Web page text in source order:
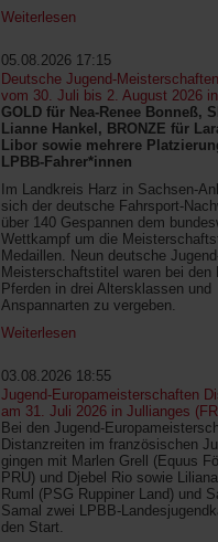
Weiterlesen
05.08.2026 17:15
Deutsche Jugend-
vom 30. Juli bis 2. August 2026
GOLD für Nea-Renee Bonneß,
Lianne Hankel, BRONZE für
Libor sowie mehrere
LPBB-Fahrer*innen
Im Landkreis Harz in Sachsen-
sich der deutsche Fahrsport-
über 140 Gespannen dem
Wettkampf um die
Medaillen. Neun deutsche
Meisterschaftstitel waren bei den
Pferden in drei Altersklassen und
Anspannarten zu vergeben.
Weiterlesen
03.08.2026 18:55
Jugend-Europameisterschaften
am 31. Juli 2026 in Jullianges
Bei den Jugend-
Distanzreiten im französischen
gingen mit Marlen Grell (Equus
PRU) und Djebel Rio sowie
Ruml (PSG Ruppiner Land) und
Samal zwei LPBB-
den Start.